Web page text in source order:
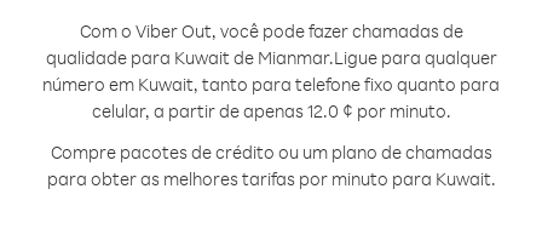
Com o Viber Out, você pode fazer chamadas de
qualidade para Kuwait de Mianmar.Ligue para qualquer
número em Kuwait, tanto para telefone fixo quanto para
celular, a partir de apenas 12.0 ¢ por minuto.
Compre pacotes de crédito ou um plano de chamadas
para obter as melhores tarifas por minuto para Kuwait.